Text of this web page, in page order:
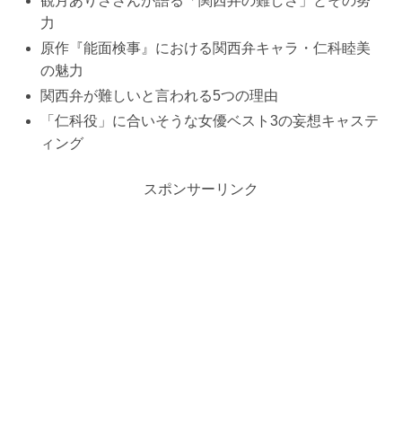
力
原作『能面検事』における関西弁キャラ・仁科睦美
の魅力
関西弁が難しいと言われる5つの理由
「仁科役」に合いそうな女優ベスト3の妄想キャステ
ィング
スポンサーリンク